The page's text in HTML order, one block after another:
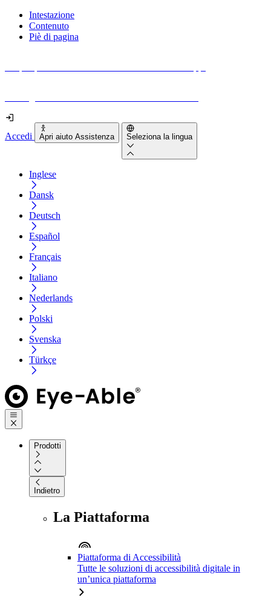
Intestazione
Contenuto
Piè di pagina
Accedi Apri aiuto Assistenza Seleziona la lingua
Inglese
Dansk
Deutsch
Español
Français
Italiano
Nederlands
Polski
Svenska
Türkçe
Prodotti
Indietro
La Piattaforma
Piattaforma di Accessibilità
Tutte le soluzioni di accessibilità digitale in
un’unica piattaforma